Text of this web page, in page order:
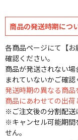
商品の発送時期につ
各商品ページにて【
確認ください。
商品が発送されない
まれていないかご確認
発送時期の異なる商
商品にあわせての出荷
※ご注文後の分割配送
※キャンセル可能期間
せん。